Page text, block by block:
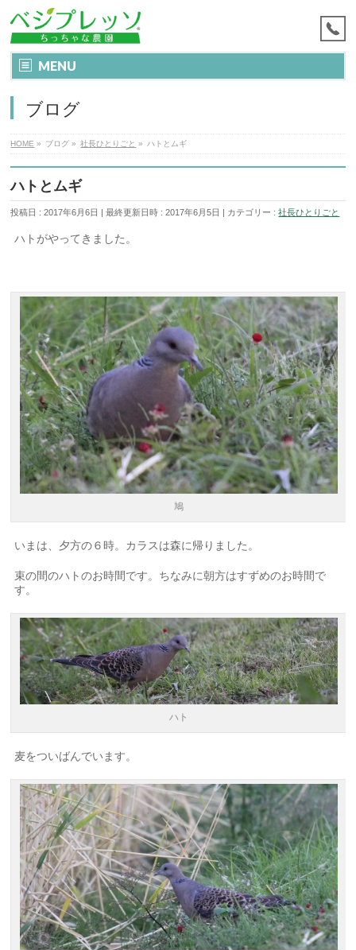
MENU
ブログ
HOME » ブログ » 社長ひとりごと » ハトとムギ
ハトとムギ
投稿日 : 2017年6月6日 最終更新日時 : 2017年6月5日 カテゴリー :社長ひとりごと
ハトがやってきました。
鳩
いまは、夕方の６時。カラスは森に帰りました。
束の間のハトのお時間です。ちなみに朝方はすずめのお時間で
す。
ハト
麦をついばんでいます。